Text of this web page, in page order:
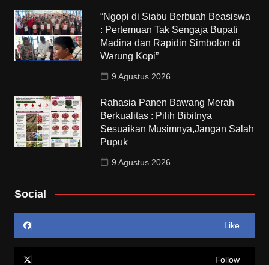
“Ngopi di Siabu Berbuah Beasiswa
: Pertemuan Tak Sengaja Bupati
Madina dan Rapidin Simbolon di
Warung Kopi”
9 Agustus 2026
Rahasia Panen Bawang Merah
Berkualitas : Pilih Bibitnya
Sesuaikan Musimnya,Jangan Salah
Pupuk
9 Agustus 2026
Social
Like
Follow